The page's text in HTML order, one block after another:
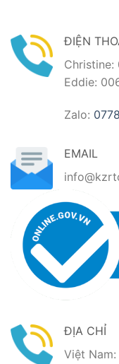
ĐIỆN
Christine:
Eddie:
Zalo:
EMAIL
ĐỊA CHỈ
Việt